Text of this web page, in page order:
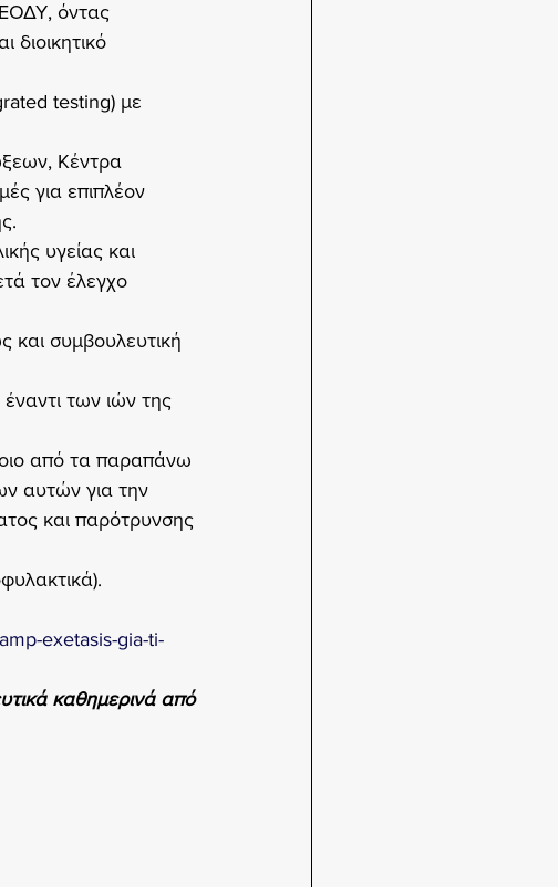
ΕΟΔΥ, όντας
διοικητικό
testing) με
Κέντρα
για επιπλέον
υγείας και
τον έλεγχο
και συμβουλευτική
των ιών της
από τα παραπάνω
αυτών για την
και παρότρυνσης
exetasis-gia-ti-
καθημερινά από